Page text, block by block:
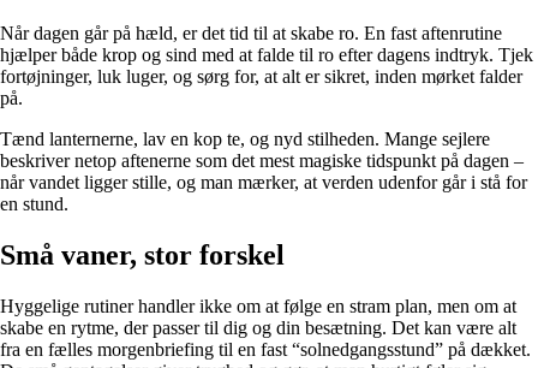
Når dagen går på hæld, er det tid til at skabe ro. En fast aftenrutine
hjælper både krop og sind med at falde til ro efter dagens indtryk. Tjek
fortøjninger, luk luger, og sørg for, at alt er sikret, inden mørket falder
på.
Tænd lanternerne, lav en kop te, og nyd stilheden. Mange sejlere
beskriver netop aftenerne som det mest magiske tidspunkt på dagen –
når vandet ligger stille, og man mærker, at verden udenfor går i stå for
en stund.
Små vaner, stor forskel
Hyggelige rutiner handler ikke om at følge en stram plan, men om at
skabe en rytme, der passer til dig og din besætning. Det kan være alt
fra en fælles morgenbriefing til en fast “solnedgangsstund” på dækket.